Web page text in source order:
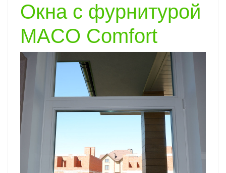
Окна с фурнитурой
MACO Comfort